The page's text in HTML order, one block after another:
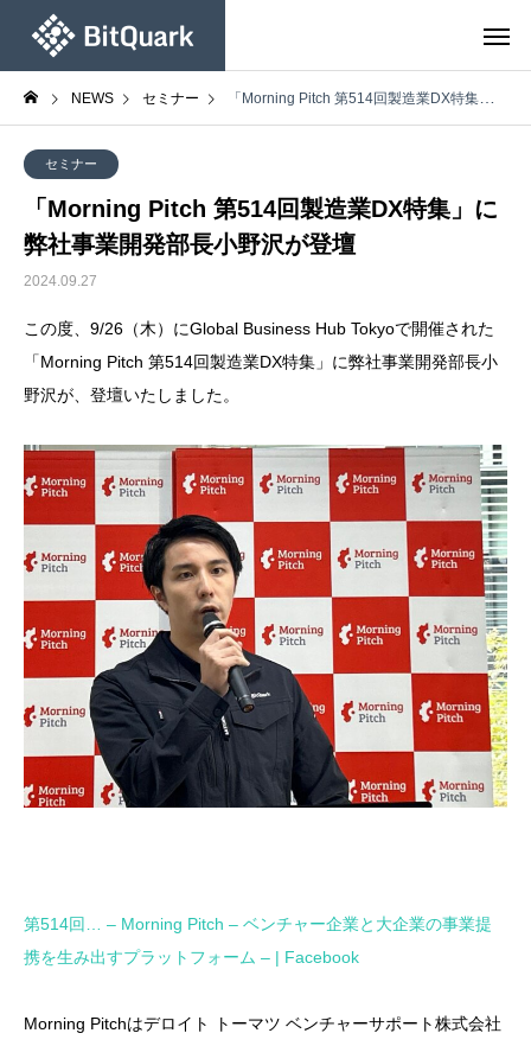
NEWS セミナー 「Morning Pitch 第514回製造業DX特集」に弊社事業開発部長小野沢が登壇
セミナー
「Morning Pitch 第514回製造業DX特集」に
弊社事業開発部長小野沢が登壇
2024.09.27
この度、9/26（木）にGlobal Business Hub Tokyoで開催された
「Morning Pitch 第514回製造業DX特集」に弊社事業開発部長小
野沢が、登壇いたしました。
第514回… – Morning Pitch – ベンチャー企業と大企業の事業提
携を生み出すプラットフォーム – | Facebook
Morning Pitchはデロイト トーマツ ベンチャーサポート株式会社